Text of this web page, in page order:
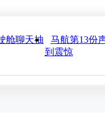
舱聊天抽
马航第13份
到震惊